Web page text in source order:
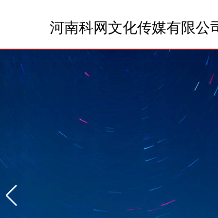
河南科网文化传媒有限公